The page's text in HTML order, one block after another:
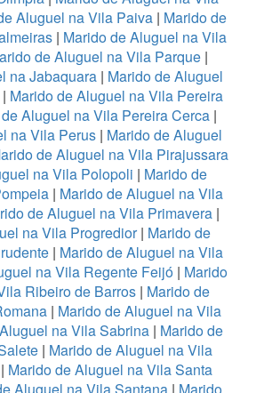
Aluguel na Vila Paiva| Marido de
| Marido de Aluguel na Vila
de Aluguel na Vila Parque|
na Jabaquara | Marido de Aluguel
Marido de Aluguel na Vila Pereira
Aluguel na Vila Pereira Cerca|
na Vila Perus | Marido de Aluguel
de Aluguel na Vila Pirajussara
na Vila Polopoli | Marido de
| Marido de Aluguel na Vila
de Aluguel na Vila Primavera|
na Vila Progredior| Marido de
| Marido de Aluguel na Vila
na Vila Regente Feijó| Marido
Ribeiro de Barros| Marido de
| Marido de Aluguel na Vila
na Vila Sabrina| Marido de
| Marido de Aluguel na Vila
Marido de Aluguel na Vila Santa